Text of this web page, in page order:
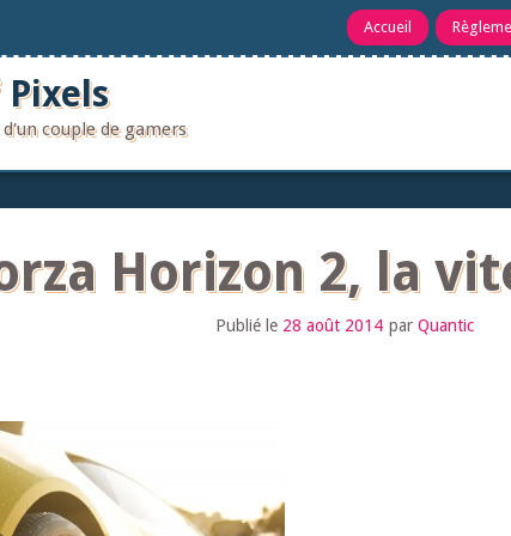
Accueil
couple de gamers
Horizon 2, la
Publié le 28 août 2014 par Quantic